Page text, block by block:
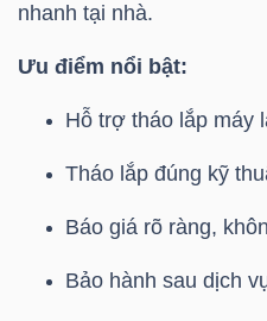
nhanh tại nhà.
Ưu điểm nổi bật:
Hỗ trợ tháo lắp máy
Tháo lắp đúng kỹ
Báo giá rõ ràng,
Bảo hành sau dịch
TRÁI
CÔNG
ĐẦU